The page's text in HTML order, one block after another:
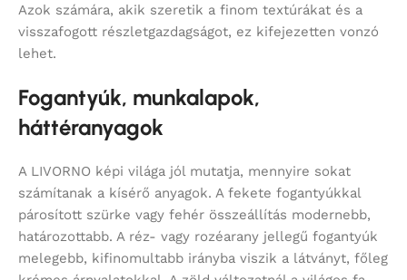
Azok számára, akik szeretik a finom textúrákat és a
visszafogott részletgazdagságot, ez kifejezetten vonzó
lehet.
Fogantyúk, munkalapok,
háttéranyagok
A LIVORNO képi világa jól mutatja, mennyire sokat
számítanak a kísérő anyagok. A fekete fogantyúkkal
párosított szürke vagy fehér összeállítás modernebb,
határozottabb. A réz- vagy rozéarany jellegű fogantyúk
melegebb, kifinomultabb irányba viszik a látványt, főleg